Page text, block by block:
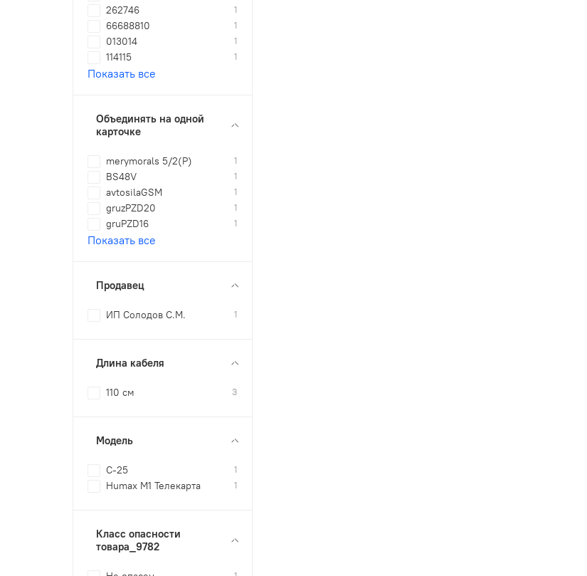
262746 1
66688810 1
013014 1
114115 1
Показать все
Объединять на одной
карточке
merymorals 5/2(P) 1
BS48V 1
avtosilaGSM 1
gruzPZD20 1
gruPZD16 1
Показать все
Продавец
ИП Солодов С.М. 1
Длина кабеля
110 см 3
Модель
C-25 1
Humax M1 Телекарта 1
Класс опасности
товара_9782